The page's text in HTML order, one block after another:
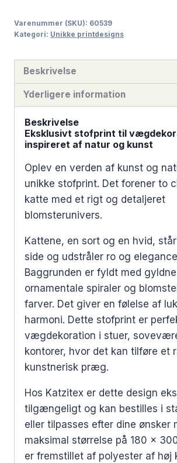
med
charme
Varenummer (SKU): 60539
Kategori: Unikke printdesigns
Beskrivelse
Yderligere information
Beskrivelse
Eksklusivt stofprint til
inspireret af natur og kunst
Oplev en verden af kunst og
unikke stofprint. Det forener to
katte med et rigt og detaljeret
blomsterunivers.
Kattene, en sort og en hvid,
side og udstråler ro og
Baggrunden er fyldt med
ornamentale spiraler og
farver. Det giver en følelse af
harmoni. Dette stofprint er
vægdekoration i stuer,
kontorer, hvor det kan tilføre et
kunstnerisk præg.
Hos Katzitex er dette design
tilgængeligt og kan bestilles i
eller tilpasses efter dine ønsker
maksimal størrelse på 180 x
er fremstillet af polyester af høj